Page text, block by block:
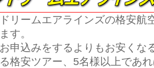
リームエアラインズの格安航
す。
申込みをするよりもお安くな
格安ツアー、5名様以上であ